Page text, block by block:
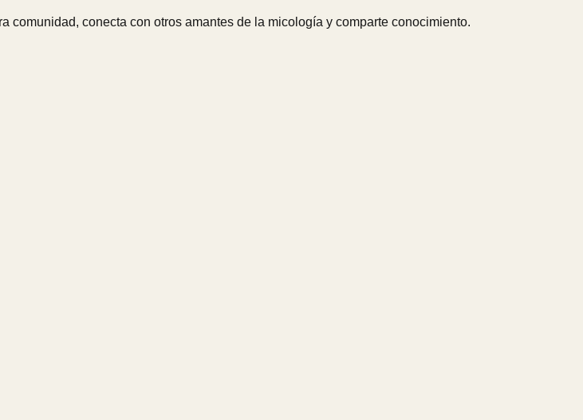
conecta con otros amantes de la micología y comparte conocimiento.